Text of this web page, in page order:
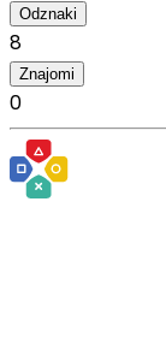
Odznaki
8
Znajomi
0